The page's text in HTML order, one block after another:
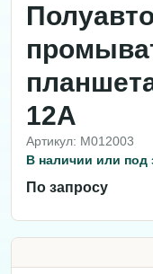
12A
Артикул: M012003
В наличии или под
По запросу